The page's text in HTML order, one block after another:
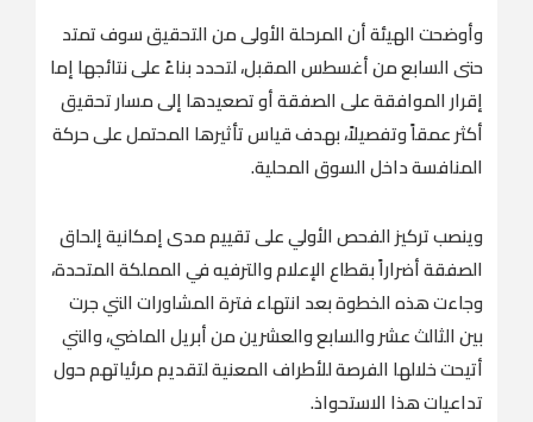
وأوضحت الهيئة أن المرحلة الأولى من التحقيق سوف تمتد
حتى السابع من أغسطس المقبل، لتحدد بناءً على نتائجها إما
إقرار الموافقة على الصفقة أو تصعيدها إلى مسار تحقيق
أكثر عمقاً وتفصيلاً، بهدف قياس تأثيرها المحتمل على حركة
المنافسة داخل السوق المحلية.
وينصب تركيز الفحص الأولي على تقييم مدى إمكانية إلحاق
الصفقة أضراراً بقطاع الإعلام والترفيه في المملكة المتحدة،
وجاءت هذه الخطوة بعد انتهاء فترة المشاورات التي جرت
بين الثالث عشر والسابع والعشرين من أبريل الماضي، والتي
أتيحت خلالها الفرصة للأطراف المعنية لتقديم مرئياتهم حول
تداعيات هذا الاستحواذ.